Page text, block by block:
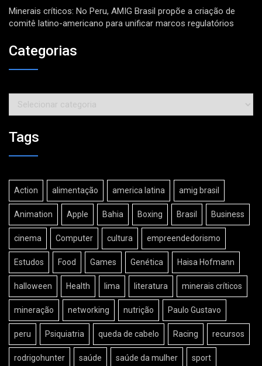
Minerais críticos: No Peru, AMIG Brasil propõe a criação de
comitê latino-americano para unificar marcos regulatórios
Categorias
Categorias
Tags
Action alimentação america latina amig brasil
Animation Apple Bahia Boxing Brasil Business
cinema Computer cultura empreendedorismo
Estudos Food Games Genética Haisa Hofmann
halloween Health lima literatura minerais críticos
mineração networking nutrição Paulo Gustavo
peru Psiquiatria queda de cabelo Racing recursos
rodrigohunter saúde saúde da mulher sport